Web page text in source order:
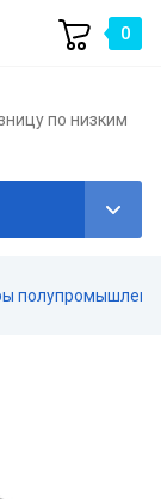
0
по низким